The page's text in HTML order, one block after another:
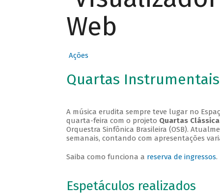
Web
Ações
Quartas
A música erudita sempre teve lugar no
quarta-feira com o projeto Quartas
Orquestra Sinfônica Brasileira (OSB).
semanais, contando com apresentações
Saiba como funciona a reserva de ingressos.
Espetáculos realizados